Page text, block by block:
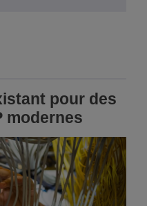
pour des
modernes